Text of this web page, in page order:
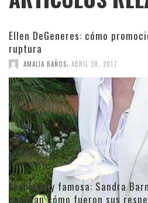
Ellen DeGeneres: cómo
ruptura
AMALIA BAÑOS ABRIL 20, 2017
Lesbiana y famosa: Sandra
cuentan cómo fueron sus